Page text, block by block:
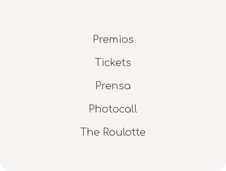
Premios
Tickets
Prensa
Photocall
The Roulotte